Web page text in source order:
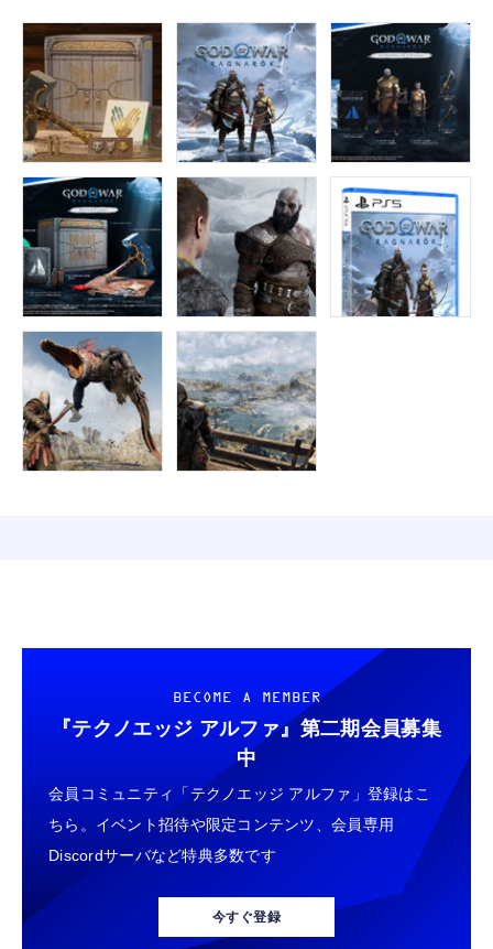
BECOME A MEMBER
『テクノエッジ アルファ』 第二期会員募集
中
会員コミュニティ「テクノエッジ アルファ」登録はこ
ちら。イベント招待や限定コンテンツ、会員専用
Discordサーバなど特典多数です
今すぐ登録